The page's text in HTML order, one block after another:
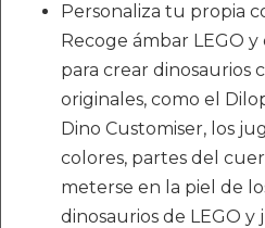
Personaliza tu propia
Recoge ámbar LEGO
para crear dinosaurios
originales, como el
Dino Customiser, los
colores, partes del
meterse en la piel de
dinosaurios de LEGO y